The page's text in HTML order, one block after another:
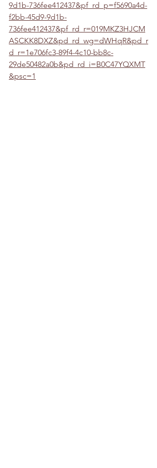
9d1b-736fee412437&pf_rd_p=f5690a4d-
f2bb-45d9-9d1b-
736fee412437&pf_rd_r=019MKZ3HJCM
ASCKK8DXZ&pd_rd_wg=dWHqR&pd_r
d_r=1e706fc3-89f4-4c10-bb8c-
29de50482a0b&pd_rd_i=B0C47YQXMT
&psc=1